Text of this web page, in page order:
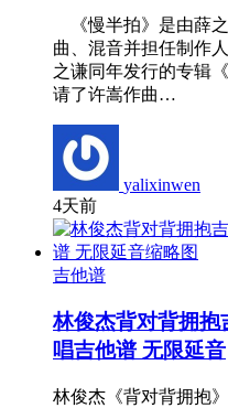
《慢半拍》是由薛
曲、混音并担任制作
之谦同年发行的专辑
请了许嵩作曲…
yalixinwen
4天前
吉他谱
林俊杰背对背拥抱
唱吉他谱 无限延音
林俊杰《背对背拥抱